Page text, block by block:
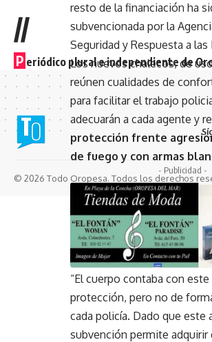
resto de la financiación ha
subvencionada por la
Seguridad y Respuesta a las
Los nuevos chalecos, de
reúnen cualidades de
para facilitar el trabajo
adecuarán a cada agente y
protección frente
de fuego y con armas
- Publicidad -
“El cuerpo contaba con
protección, pero no de
cada policía. Dado que este
subvención permite
//
P eriódico plural e independiente de
© 2026 Todo Oropesa. Todos los derechos